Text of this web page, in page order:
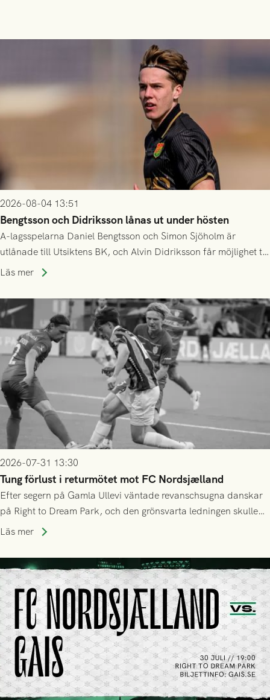
2026-08-04 13:51
Bengtsson och Didriksson lånas ut under hösten
A-lagsspelarna Daniel Bengtsson och Simon Sjöholm är
utlånade till Utsiktens BK, och Alvin Didriksson får möjlighet till
speltid i Hestrafors genom föreningssamarbete.
Läs mer
2026-07-31 13:30
Tung förlust i returmötet mot FC Nordsjælland
Efter segern på Gamla Ullevi väntade revanschsugna danskar
på Right to Dream Park, och den grönsvarta ledningen skulle
upphöra efter mindre än kvarten spelad. På lika mark visade
tennissiffror och det grönsvarta europaäventyret tog slut.
Läs mer